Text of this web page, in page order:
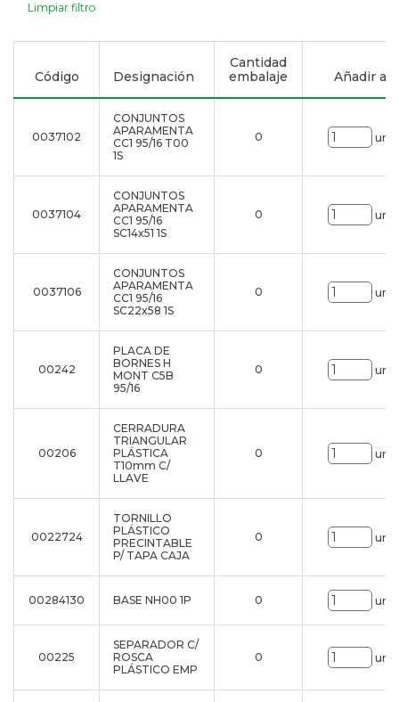
Limpiar filtro
Código Designación
Cantidad
embalaje
Añadir a
0037102
CONJUNTOS
APARAMENTA
CC1 95/16 T00
1S
0 uni.
0037104
CONJUNTOS
APARAMENTA
CC1 95/16
SC14x51 1S
0 uni.
0037106
CONJUNTOS
APARAMENTA
CC1 95/16
SC22x58 1S
0 uni.
00242
PLACA DE
BORNES H
MONT C5B
95/16
0 uni.
00206
CERRADURA
TRIANGULAR
PLÁSTICA
T10mm C/
LLAVE
0 uni.
0022724
TORNILLO
PLÁSTICO
PRECINTABLE
P/ TAPA CAJA
0 uni.
00284130 BASE NH00 1P 0 uni.
00225
SEPARADOR C/
ROSCA
PLÁSTICO EMP
0 uni.